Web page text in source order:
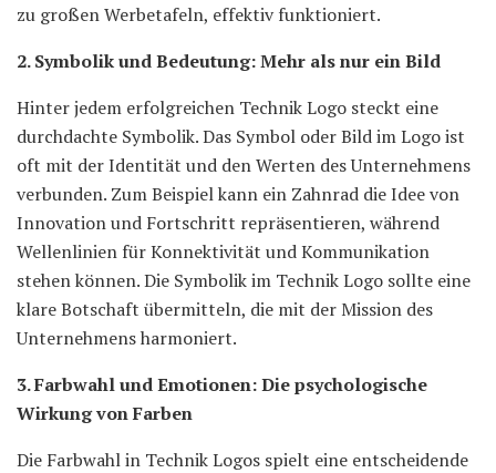
zu großen Werbetafeln, effektiv funktioniert.
2. Symbolik und Bedeutung: Mehr als nur ein Bild
Hinter jedem erfolgreichen Technik Logo steckt eine
durchdachte Symbolik. Das Symbol oder Bild im Logo ist
oft mit der Identität und den Werten des Unternehmens
verbunden. Zum Beispiel kann ein Zahnrad die Idee von
Innovation und Fortschritt repräsentieren, während
Wellenlinien für Konnektivität und Kommunikation
stehen können. Die Symbolik im Technik Logo sollte eine
klare Botschaft übermitteln, die mit der Mission des
Unternehmens harmoniert.
3. Farbwahl und Emotionen: Die psychologische
Wirkung von Farben
Die Farbwahl in Technik Logos spielt eine entscheidende